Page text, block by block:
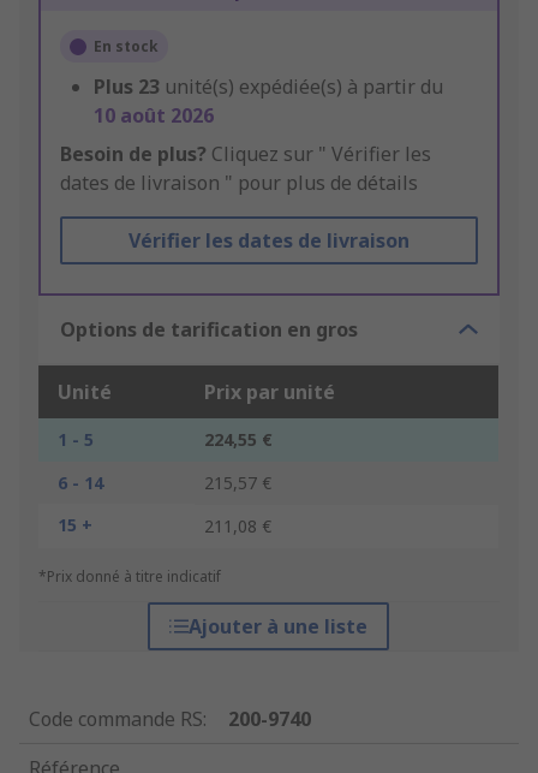
En stock
Plus 23 unité(s) expédiée(s) à partir du
10 août 2026
Besoin de plus? Cliquez sur " Vérifier les
dates de livraison " pour plus de détails
Vérifier les dates de livraison
Options de tarification en gros
Unité Prix par unité
1 - 5
224,55 €
6 - 14
215,57 €
15 +
211,08 €
*Prix donné à titre indicatif
Ajouter à une liste
Code commande RS:
200-9740